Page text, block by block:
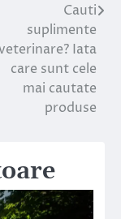
Cauti
suplimente
Iata
care sunt cele
mai cautate
produse